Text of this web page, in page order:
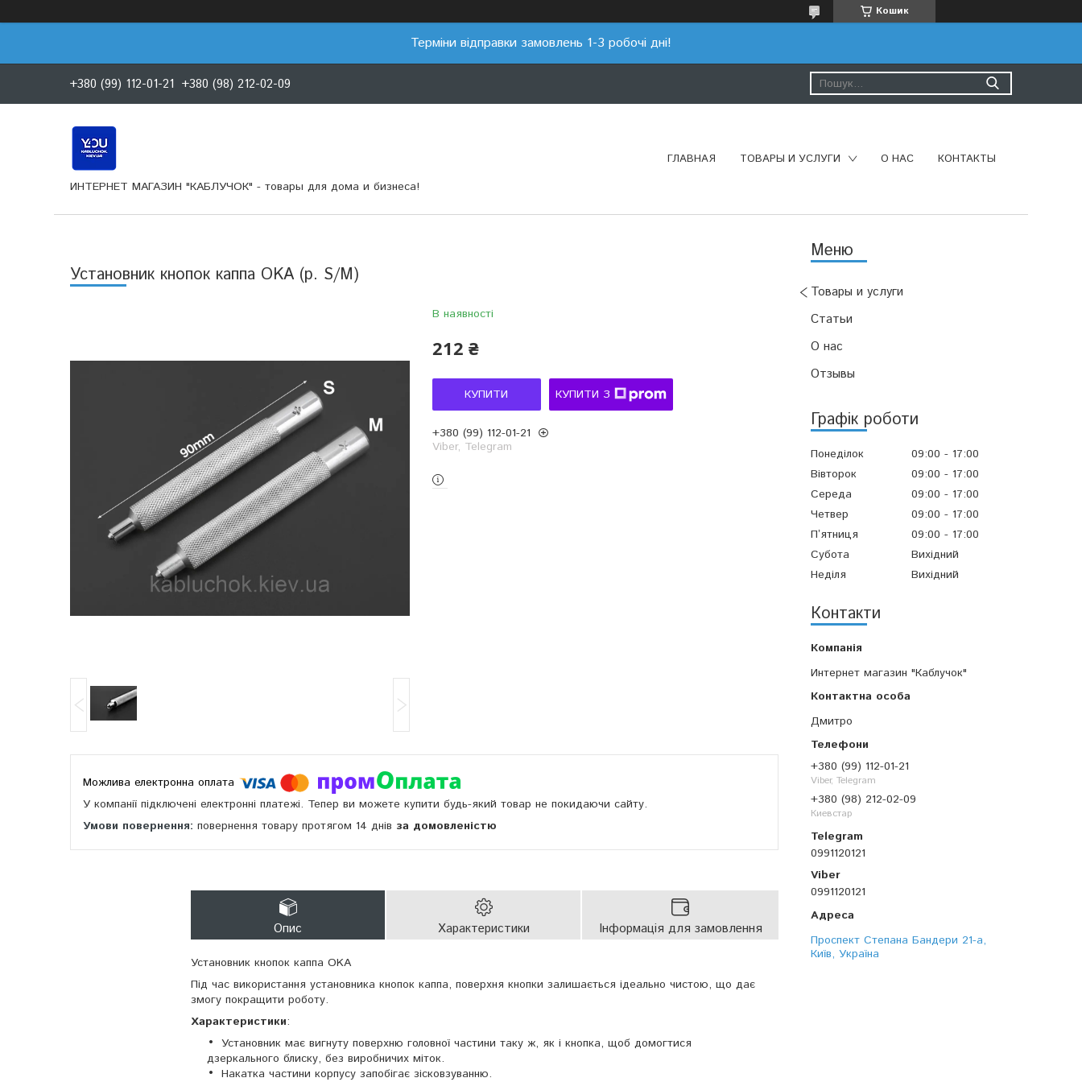
Кошик
Терміни відправки замовлень 1-3 робочі дні!
+380 (99) 112-01-21 +380 (98) 212-02-09
ИНТЕРНЕТ МАГАЗИН "КАБЛУЧОК" - товары для дома и бизнеса!
ГЛАВНАЯ ТОВАРЫ И УСЛУГИ О НАС КОНТАКТЫ
Товары и услуги
Статьи
О нас
Отзывы
Графік роботи
Понеділок 09:00
17:00
Вівторок
09:00
17:00
Середа
09:00
17:00
Четвер
09:00
17:00
Пʼятниця
09:00
17:00
Субота
Вихідний
Неділя
Вихідний
Контакти
Интернет магазин "Каблучок"
Дмитро
+380 (99) 112-01-21
Viber, Telegram
+380 (98) 212-02-09
Киевстар
0991120121
0991120121
Проспект Степана Бандери 21-а,
Київ, Україна
Установник кнопок каппа OKA (р. S/M)
В наявності
212 ₴
КУПИТИ КУПИТИ З
+380 (99) 112-01-21
Viber, Telegram
У компанії підключені електронні платежі. Тепер ви можете купити будь-який товар не покидаючи сайту.
повернення товару протягом 14 днів за домовленістю
Опис Характеристики Інформація для замовлення
Установник кнопок каппа OKA
Під час використання установника кнопок каппа, поверхня кнопки залишається ідеально чистою, що дає
змогу покращити роботу.
Характеристики:
Установник має вигнуту поверхню головної частини таку ж, як і кнопка, щоб домогтися
дзеркального блиску, без виробничих міток.
Накатка частини корпусу запобігає зісковзуванню.